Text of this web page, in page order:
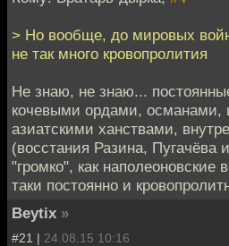
> Но вообще, до мировых
не так много кровопролития
Не знаю, не знаю...
кочевыми ордами, османами,
азиатскими ханствами,
(восстания Разина, Пугачёва
"громко", как наполеоновские
таки постоянно и
Beytix »
#21 | 24.08.15 10:16